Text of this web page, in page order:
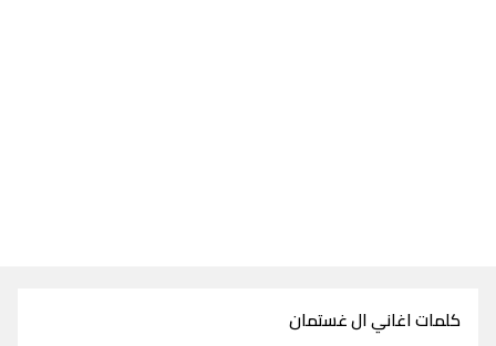
كلمات اغاني ال غستمان